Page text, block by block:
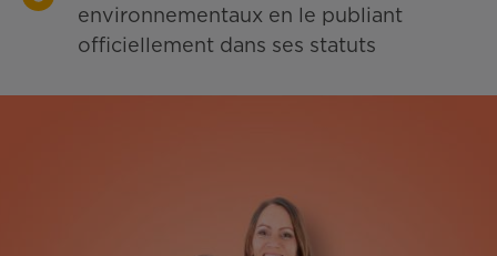
environnementaux en le publiant
officiellement dans ses statuts